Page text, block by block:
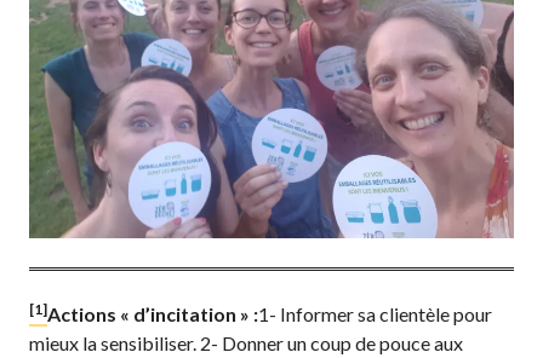
[1]Actions « d’incitation » :1- Informer sa clientèle pour
mieux la sensibiliser. 2- Donner un coup de pouce aux